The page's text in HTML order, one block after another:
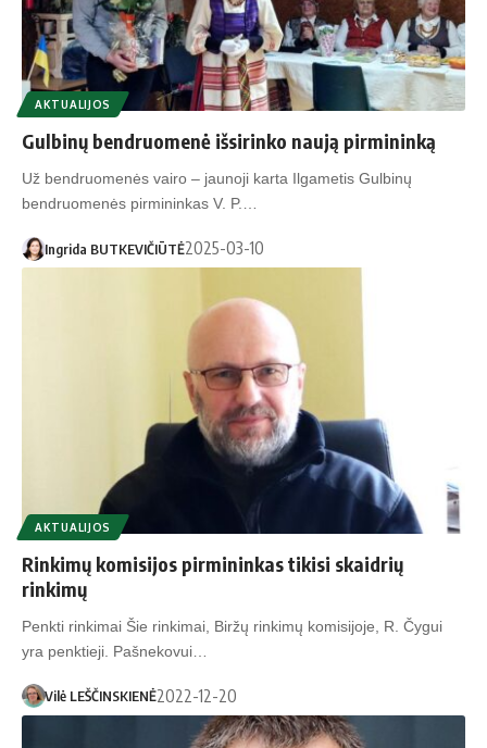
AKTUALIJOS
Gulbinų bendruomenė išsirinko naują pirmininką
Už bendruomenės vairo – jaunoji karta Ilgametis Gulbinų
bendruomenės pirmininkas V. P.…
Ingrida BUTKEVIČIŪTĖ2025-03-10
AKTUALIJOS
Rinkimų komisijos pirmininkas tikisi skaidrių
rinkimų
Penkti rinkimai Šie rinkimai, Biržų rinkimų komisijoje, R. Čygui
yra penktieji. Pašnekovui…
Vilė LEŠČINSKIENĖ2022-12-20